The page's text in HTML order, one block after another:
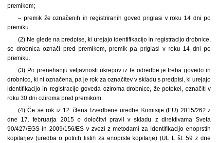
premikom;
– premik že označenih in registriranih goved priglasi v roku 14 dni po
premiku.
(2) Ne glede na predpise, ki urejajo identifikacijo in registracijo drobnice,
se drobnica označi pred premikom, premik pa priglasi v roku 14 dni po
premiku.
(3) Po prenehanju veljavnosti ukrepov iz te odredbe je treba govedo in
drobnico, ki ni označena, pa je rok za označitev v skladu s predpisi, ki urejajo
identifikacijo in registracijo goveda oziroma drobnice, že potekel, označiti v
roku 30 dni oziroma pred premikom.
(4) Če se rok iz 12. člena Izvedbene uredbe Komisije (EU) 2015/262 z
dne 17. februarja 2015 o določitvi pravil v skladu z direktivama Sveta
90/427/EGS in 2009/156/ES v zvezi z metodami za identifikacijo enoprstih
kopitarjev (uredba o potnih listih za enoprste kopitarje) (UL L št. 59 z dne